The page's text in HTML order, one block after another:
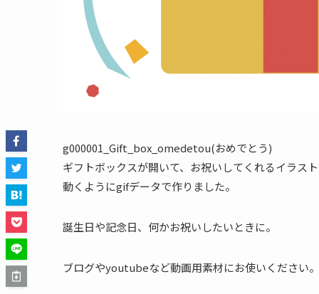
g000001_Gift_box_omedetou(おめでとう)
ギフトボックスが開いて、お祝いしてくれるイラス
動くようにgifデータで作りました。
誕生日や記念日、何かお祝いしたいときに。
ブログやyoutubeなど動画用素材にお使いください。